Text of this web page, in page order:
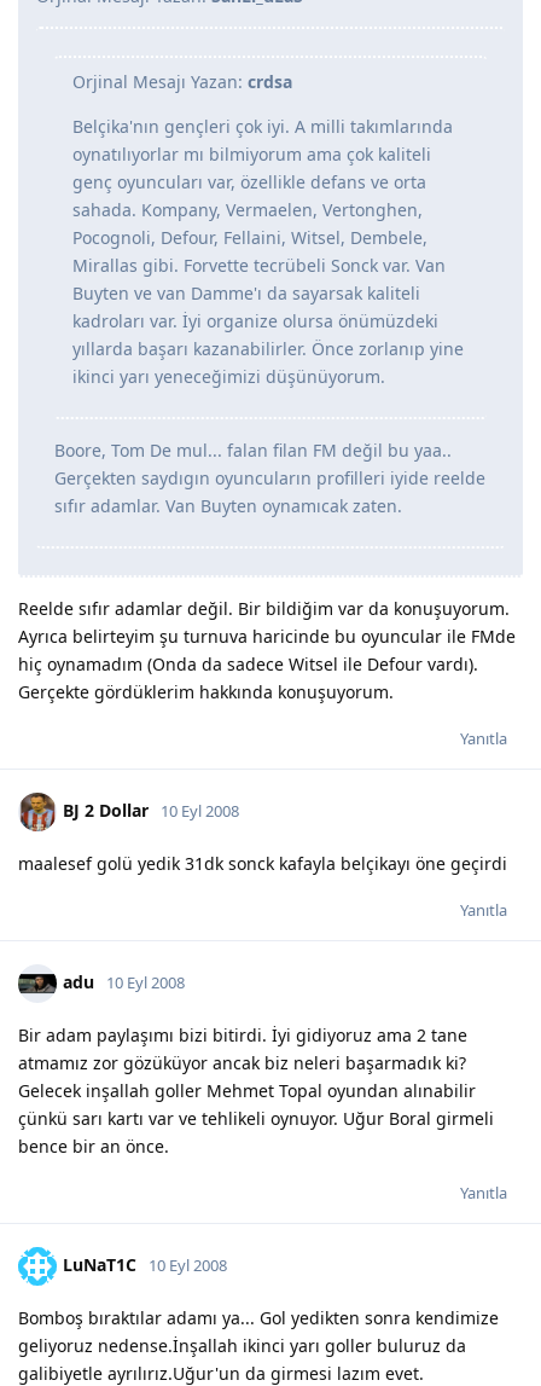
Orjinal Mesajı Yazan: crdsa
Belçika'nın gençleri çok iyi. A milli takımlarında
oynatılıyorlar mı bilmiyorum ama çok kaliteli
genç oyuncuları var, özellikle defans ve orta
sahada. Kompany, Vermaelen, Vertonghen,
Pocognoli, Defour, Fellaini, Witsel, Dembele,
Mirallas gibi. Forvette tecrübeli Sonck var. Van
Buyten ve van Damme'ı da sayarsak kaliteli
kadroları var. İyi organize olursa önümüzdeki
yıllarda başarı kazanabilirler. Önce zorlanıp yine
ikinci yarı yeneceğimizi düşünüyorum.
Boore, Tom De mul... falan filan FM değil bu yaa..
Gerçekten saydıgın oyuncuların profilleri iyide reelde
sıfır adamlar. Van Buyten oynamıcak zaten.
Reelde sıfır adamlar değil. Bir bildiğim var da konuşuyorum.
Ayrıca belirteyim şu turnuva haricinde bu oyuncular ile FMde
hiç oynamadım (Onda da sadece Witsel ile Defour vardı).
Gerçekte gördüklerim hakkında konuşuyorum.
Yanıtla
BJ 2 Dollar 10 Eyl 2008
maalesef golü yedik 31dk sonck kafayla belçikayı öne geçirdi
Yanıtla
adu 10 Eyl 2008
Bir adam paylaşımı bizi bitirdi. İyi gidiyoruz ama 2 tane
atmamız zor gözüküyor ancak biz neleri başarmadık ki?
Gelecek inşallah goller Mehmet Topal oyundan alınabilir
çünkü sarı kartı var ve tehlikeli oynuyor. Uğur Boral girmeli
bence bir an önce.
Yanıtla
LuNaT1C 10 Eyl 2008
Bomboş bıraktılar adamı ya... Gol yedikten sonra kendimize
geliyoruz nedense.İnşallah ikinci yarı goller buluruz da
galibiyetle ayrılırız.Uğur'un da girmesi lazım evet.